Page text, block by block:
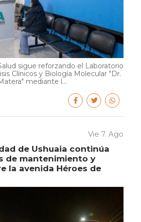
sigue reforzando el Laboratorio
Clínicos y Biología Molecular "Dr.
mediante l...
Vie 7. Ago
de Ushuaia continúa
de mantenimiento y
la avenida Héroes de